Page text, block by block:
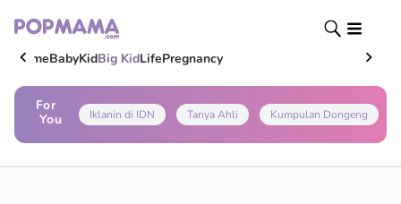
HomeBabyKidBig KidLifePregnancy
For
You
Iklanin di IDN Tanya Ahli Kumpulan Dongeng